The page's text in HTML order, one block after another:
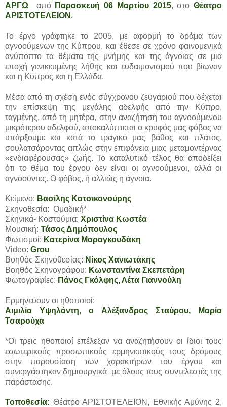
ΑΡΓΩ από Παρασκευή 06 Μαρτίου 2015, στο Θέατρο
ΑΡΙΣΤΟΤΕΛΕΙΟΝ .
Το έργο γράφτηκε το 2005, με αφορμή το δράμα των
αγνοούμενων της Κύπρου, και έθεσε σε χρόνο φαινομενικά
ανύποπτο τα θέματα της μνήμης και της άγνοιας σε μια
εποχή γενικευμένης λήθης και ευδαιμονισμού που βίωναν
και η Κύπρος και η Ελλάδα.
Μέσα από τη σχέση ενός σύγχρονου ζευγαριού που δέχεται
την επίσκεψη της μεγάλης αδελφής από την Κύπρο,
ταγμένης, από τη μητέρα, στην αναζήτηση του αγνοούμενου
μικρότερου αδελφού, αποκαλύπτεται ο κρυφός μας φόβος να
υπάρξουμε και κατά το τραγικό μας βάθος και πλάτος,
σουλατσάροντας απλώς στην επιφάνεια μιας μεταμοντέρνας
«ενδιαφέρουσας» ζωής. Το καταλυτικό τέλος θα αποδείξει
ότι το θέμα του έργου δεν είναι οι αγνοούμενοι, αλλά οι
αγνοούντες. Ο φόβος, ή αλλιώς η άγνοια.
Κείμενο: Βασίλης Κατσικονούρης
Σκηνοθεσία: Ομαδική*
Σκηνικά- Κοστούμια: Χριστίνα Κωστέα
Μουσική: Τάσος Δημόπουλος
Φωτισμοί: Κατερίνα Μαραγκουδάκη
Video: Grou
Βοηθός Σκηνοθεσίας: Νίκος Χανιωτάκης
Βοηθός Σκηνογράφου: Κωνσταντίνα Σκεπετάρη
Φωτογραφίες: Πάνος Γκόλφης, Λέτα Γιαννούλη
Ερμηνεύουν οι ηθοποιοί:
Αιμιλία Υψηλάντη, ο Αλέξανδρος Σταύρου, Μαρία
Τσαρούχα
*Οι τρεις ηθοποιοί επέλεξαν να αναζητήσουν οι ίδιοι τους
εσωτερικούς προσωπικούς ερμηνευτικούς τους δρόμους
στην παρουσίαση των χαρακτήρων του έργου και
συνεργάστηκαν δημιουργικά με όλους τους συντελεστές της
παράστασης.
Τοποθεσία: Θέατρο ΑΡΙΣΤΟΤΕΛΕΙΟΝ, Εθνικής Αμύνης 2,